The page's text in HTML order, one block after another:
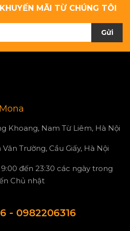
MÃI TỪ CHÚNG TÔI
Gửi
Khoang, Nam Từ Liêm, Hà Nội
Văn Trường, Cầu Giấy, Hà Nội
9:00 đến 23:30 các ngày trong
Chủ nhật
- 0982206316